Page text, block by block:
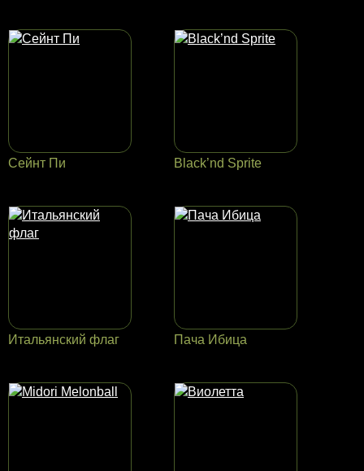
Сейнт Пи Black’nd Sprite
Итальянский флаг Пача Ибица